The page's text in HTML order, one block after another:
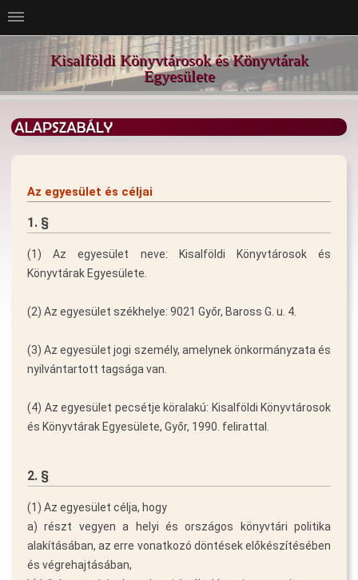
Kisalföldi Könyvtárosok és Könyvtárak
Egyesülete
Az egyesület és céljai
1. §
(1) Az egyesület neve: Kisalföldi Könyvtárosok és
Könyvtárak Egyesülete.
(2) Az egyesület székhelye: 9021 Győr, Baross G. u. 4.
(3) Az egyesület jogi személy, amelynek önkormányzata és
nyilvántartott tagsága van.
(4) Az egyesület pecsétje köralakú: Kisalföldi Könyvtárosok
és Könyvtárak Egyesülete, Győr, 1990. felirattal.
2. §
(1) Az egyesület célja, hogy
a) részt vegyen a helyi és országos könyvtári politika
alakításában, az erre vonatkozó döntések előkészítésében
és végrehajtásában,